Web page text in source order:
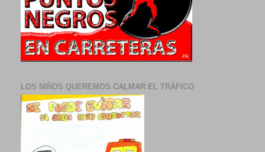
LOS NIÑOS QUEREMOS CALMAR EL TRÁFICO